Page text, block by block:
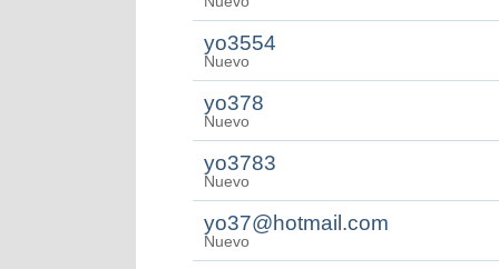
yo3554
Nuevo
yo378
Nuevo
yo3783
Nuevo
yo37@hotmail.com
Nuevo